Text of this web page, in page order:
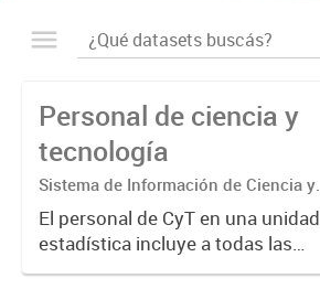
Personal de ciencia y
tecnología
Sistema de Información de Ciencia y
Tecnología Argentino (SICYTAR)
El personal de CyT en una unidad
estadística incluye a todas las
personas involucradas